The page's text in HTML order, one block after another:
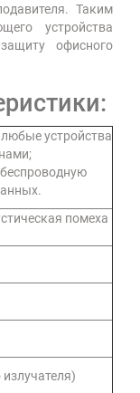
Таким
устройства
офисного
устройства
помеха